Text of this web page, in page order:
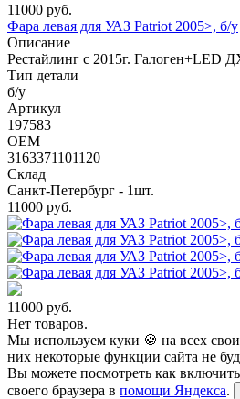
11000 руб.
Фара левая для УАЗ Patriot 2005>, б/у
Описание
Рестайлинг с 2015г. Галоген+LED
Тип детали
б/у
Артикул
197583
OEM
3163371101120
Склад
Санкт-Петербург - 1шт.
11000 руб.
11000 руб.
Нет товаров.
Мы используем куки 🍪 на всех
них некоторые функции сайта не
Вы можете посмотреть как
своего браузера в помощи Яндекса.